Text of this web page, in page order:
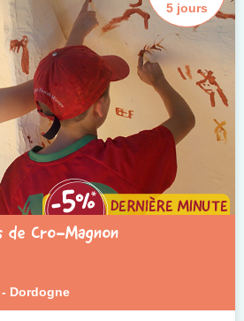
de Cro-Magnon
Dordogne
5 jours